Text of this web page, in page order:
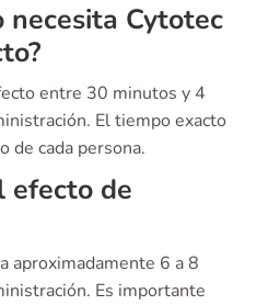
necesita Cytotec
entre 30 minutos y 4
El tiempo exacto
de cada persona.
efecto de
aproximadamente 6 a 8
Es importante